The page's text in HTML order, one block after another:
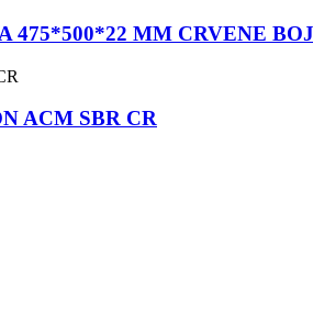
MM CRVENE
ACM SBR CR